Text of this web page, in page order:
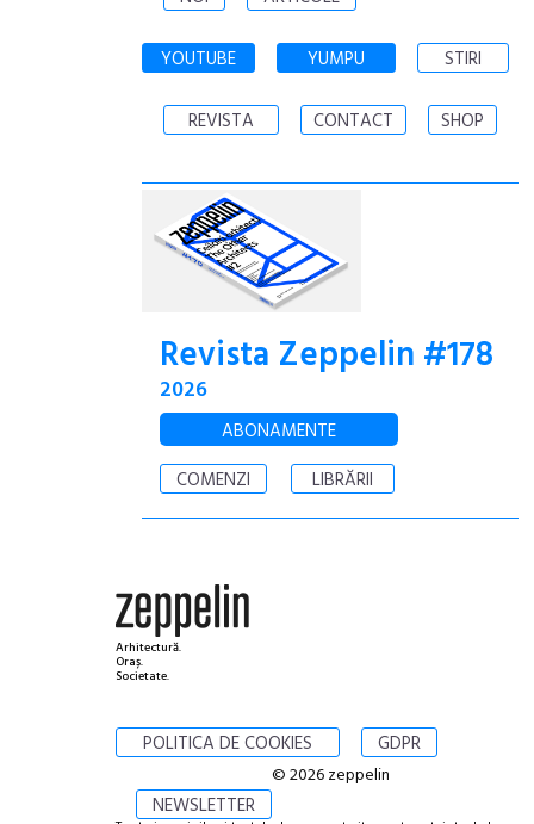
YOUTUBE YUMPU STIRI
REVISTA CONTACT SHOP
Revista Zeppelin #178
2026
ABONAMENTE
COMENZI
LIBRĂRII
Arhitectură.
Oraș.
Societate.
POLITICA DE COOKIES GDPR
NEWSLETTER
© 2026 zeppelin